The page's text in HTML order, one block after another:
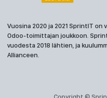
Vuosina 2020 ja 2021 SprintIT
Odoo-toimittajan joukkoon.
vuodesta 2018 lähtien, ja
Allianceen.
Copyright ©